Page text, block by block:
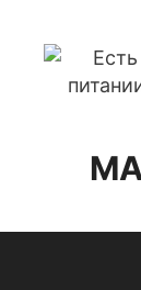
содержимому